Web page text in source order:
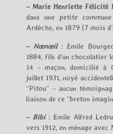
– Marie Henriette Félicité
dans une petite
Ardèche, en 1879 (7 mois
– Nœnœil: Emile
1884, fils d’un chocolatier
14 – maçon, domicilié à
juillet 1931, noyé
“Pitou” – aucun
liaison de ce “breton
– Bibi: Emile Alfred
vers 1912, en ménage